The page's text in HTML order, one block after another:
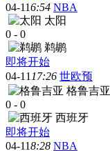
04-116:54 NBA
太阳
0 - 0
鹈鹕
即将开始
04-11 17:26 世欧预
格鲁吉亚
0 - 0
西班牙
即将开始
04-118:28 NBA